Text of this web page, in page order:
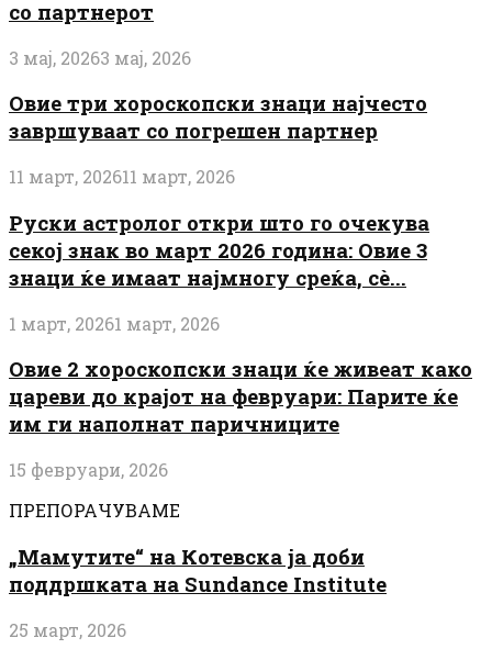
со партнерот
3 мај, 20263 мај, 2026
Овие три хороскопски знаци најчесто
завршуваат со погрешен партнер
11 март, 202611 март, 2026
Руски астролог откри што го очекува
секој знак во март 2026 година: Овие 3
знаци ќе имаат најмногу среќа, сè...
1 март, 20261 март, 2026
Овие 2 хороскопски знаци ќе живеат како
цареви до крајот на февруари: Парите ќе
им ги наполнат паричниците
15 февруари, 2026
ПРЕПОРАЧУВАМЕ
„Мамутите“ на Котевска ја доби
поддршката на Sundance Institute
25 март, 2026